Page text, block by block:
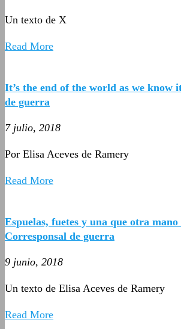
Un texto de X
Read More
It’s the end of the world as we know
de guerra
7 julio, 2018
Por Elisa Aceves de Ramery
Read More
Espuelas, fuetes y una que otra mano
Corresponsal de guerra
9 junio, 2018
Un texto de Elisa Aceves de Ramery
Read More